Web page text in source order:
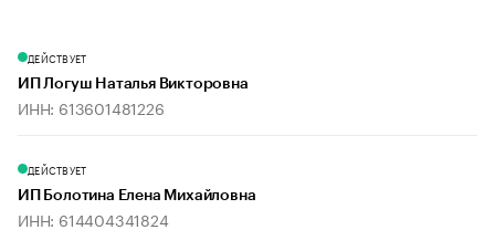
ДЕЙСТВУЕТ
ИП Логуш Наталья Викторовна
ИНН: 613601481226
ДЕЙСТВУЕТ
ИП Болотина Елена Михайловна
ИНН: 614404341824